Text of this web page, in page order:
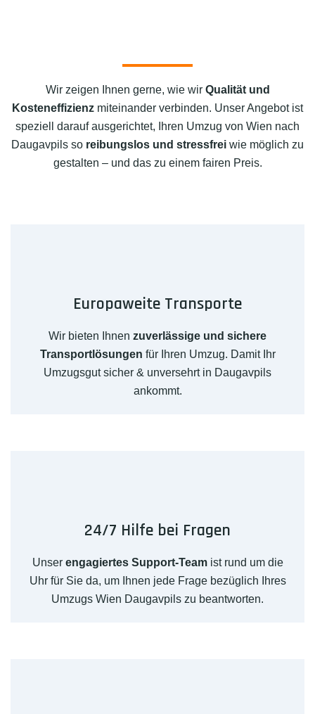
Wir zeigen Ihnen gerne, wie wir Qualität und
Kosteneffizienz miteinander verbinden. Unser Angebot ist
speziell darauf ausgerichtet, Ihren Umzug von Wien nach
Daugavpils so reibungslos und stressfrei wie möglich zu
gestalten – und das zu einem fairen Preis.
Europaweite Transporte
Wir bieten Ihnen zuverlässige und sichere
Transportlösungen für Ihren Umzug. Damit Ihr
Umzugsgut sicher & unversehrt in Daugavpils
ankommt.
24/7 Hilfe bei Fragen
Unser engagiertes Support-Teamist rund um die
Uhr für Sie da, um Ihnen jede Frage bezüglich Ihres
Umzugs Wien Daugavpils zu beantworten.